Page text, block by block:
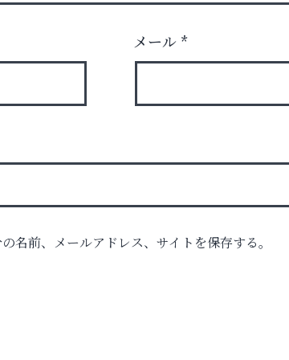
メール *
名前、メールアドレス、サイトを保存する。